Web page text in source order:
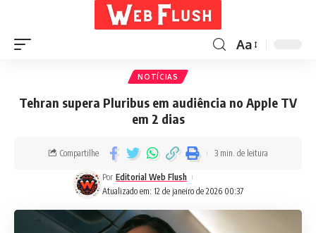
Aa
NOTÍCIAS
Tehran supera Pluribus em audiência no Apple TV
em 2 dias
Atualizado em: 12 de janeiro de 2026 00:37
Por Editorial Web Flush
Compartilhe 3 min. de leitura